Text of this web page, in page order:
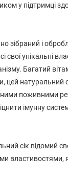
у підтримці
зібраний і
свої унікальні
Багатий
цей натуральний
поживними
імунну
сік відомий
властивостями,